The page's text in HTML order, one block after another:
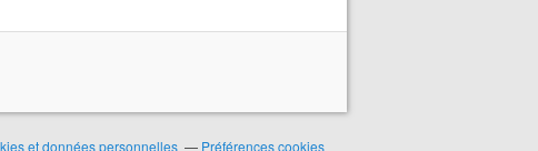
et données personnelles Préférences cookies